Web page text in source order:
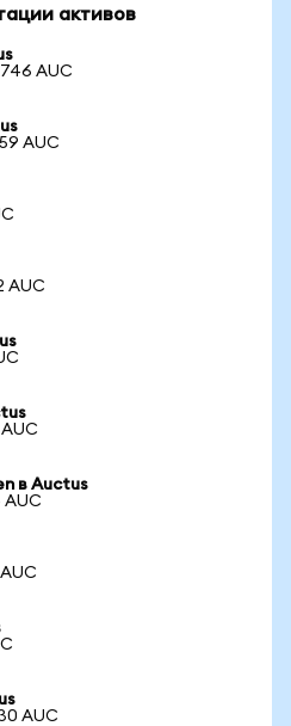
активов
AUC
AUC
AUC
AUC
в Auctus
AUC
AUC